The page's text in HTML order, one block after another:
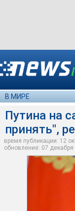
В МИРЕ
Путина на
принять",
время публикации: 12
обновление: 07 декабря